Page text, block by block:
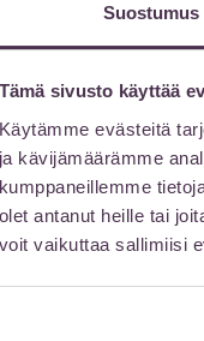
Suostumus
Tämä sivusto käyttää
Käytämme evästeitä
ja kävijämäärämme
kumppaneillemme
olet antanut heille tai
voit vaikuttaa sallimiisi
jos:
hoitoa
tai ihon
turvallista